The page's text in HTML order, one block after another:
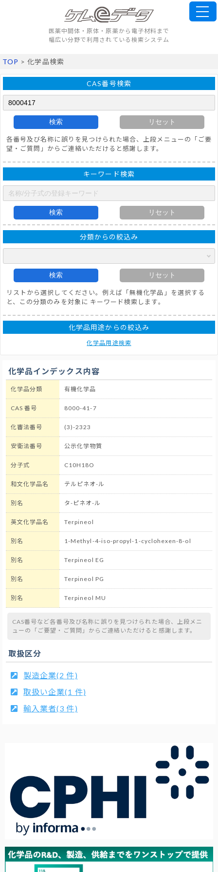
医薬中間体・原体・原薬から電子材料まで
幅広い分野で利用されている検索システム
TOP > 化学品検索
CAS番号検索
検索 リセット
各番号及び名称に誤りを見つけられた場合、上段メニューの「ご要
望・ご質問」からご連絡いただけると感謝します。
キーワード検索
検索 リセット
分類からの絞込み
検索 リセット
リストから選択してください。例えば「無機化学品」を選択する
と、この分類のみを対象に キーワード検索します。
化学品用途からの絞込み
化学品用途検索
化学品インデックス内容
化学品分類 有機化学品
CAS 番号 8000-41-7
化審法番号 (3)-2323
安衛法番号 公示化学物質
分子式 C10H18O
和文化学品名 テルピネオ-ル
別名 タ-ピネオ-ル
英文化学品名 Terpineol
別名 1-Methyl-4-iso-propyl-1-cyclohexen-8-ol
別名 Terpineol EG
別名 Terpineol PG
別名 Terpineol MU
CAS番号など各番号及び名称に誤りを見つけられた場合、上段メニ
ューの「ご要望・ご質問」からご連絡いただけると感謝します。
取扱区分
製造企業(2 件)
取扱い企業(1 件)
輸入業者(3 件)